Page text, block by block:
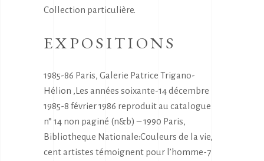
Collection particulière.
EXPOSITIONS
1985-86 Paris, Galerie Patrice Trigano-
Hélion ,Les années soixante-14 décembre
1985-8 février 1986 reproduit au catalogue
n° 14 non paginé (n&b) – 1990 Paris,
Bibliotheque Nationale:Couleurs de la vie,
cent artistes témoignent pour l’homme-7